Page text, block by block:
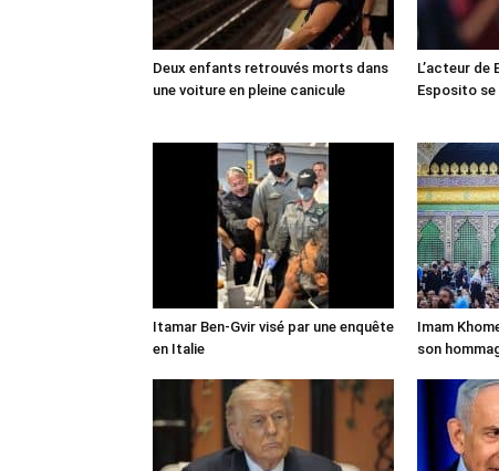
Deux enfants retrouvés morts dans
une voiture en pleine canicule
L’acteur de
Esposito se
Itamar Ben-Gvir visé par une enquête
en Italie
Imam
son